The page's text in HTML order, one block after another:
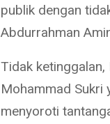
publik dengan
Abdurrahman
Tidak
Mohammad Sukri
menyoroti